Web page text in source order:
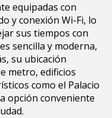
equipadas con
y conexión Wi-Fi, lo
sus tiempos con
sencilla y moderna,
su ubicación
metro, edificios
como el Palacio
opción conveniente